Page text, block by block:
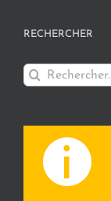
RECHERCHER
Rechercher: